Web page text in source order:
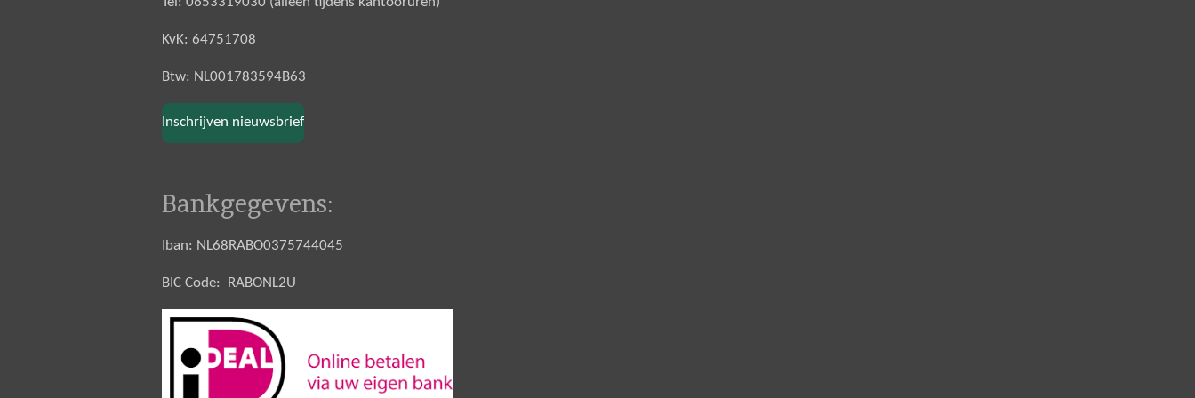
KvK: 64751708
Btw: NL001783594B63
Inschrijven nieuwsbrief
Bankgegevens:
Iban: NL68RABO0375744045
BIC Code: RABONL2U